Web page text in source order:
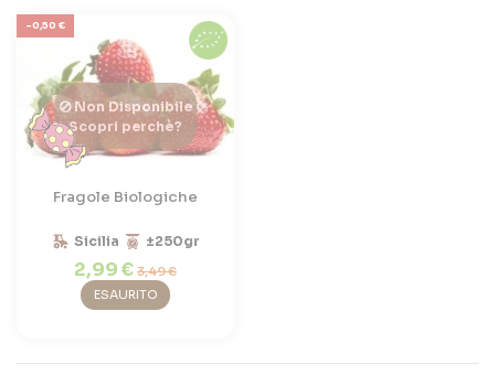
-0,50 €
Non Disponibile
Scopri perchè?
Fragole Biologiche
Sicilia ±250gr
2,99 €3,49 €
ESAURITO